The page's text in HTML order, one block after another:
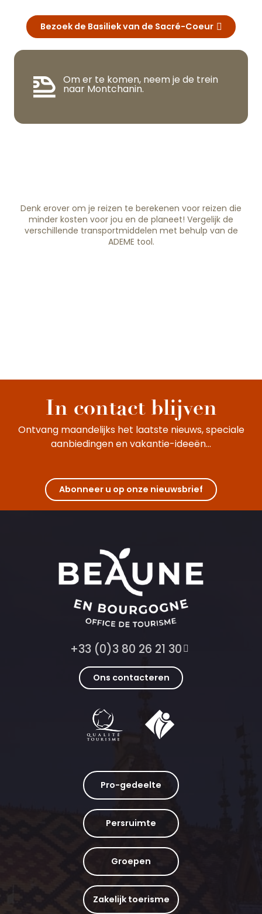
Bezoek de Basiliek van de Sacré-Coeur
Om er te komen, neem je de trein
naar Montchanin.
Denk erover om je reizen te berekenen voor reizen die
minder kosten voor jou en de planeet! Vergelijk de
verschillende transportmiddelen met behulp van de
ADEME tool.
In contact blijven
Ontvang maandelijks het laatste nieuws, speciale
aanbiedingen en vakantie-ideeën...
Abonneer u op onze nieuwsbrief
+33 (0)3 80 26 21 30
Ons contacteren
Pro-gedeelte
Persruimte
Groepen
Zakelijk toerisme